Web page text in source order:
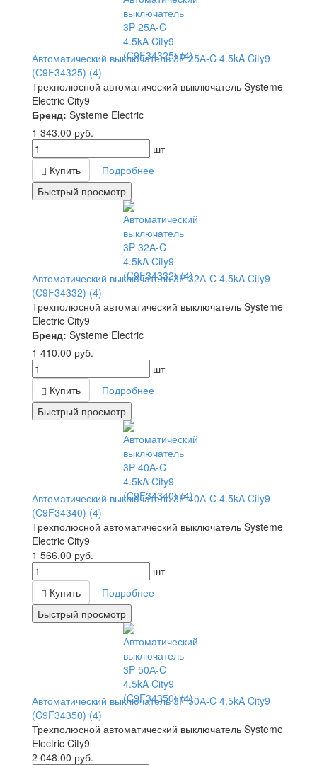
Автоматический выключатель 3P 25А-C 4.5kA City9
(C9F34325) (4)
Трехполюсной автоматический выключатель Systeme
Electric City9
Бренд: Systeme Electric
1 343.00 руб.
шт
Купить
Подробнее
Быстрый просмотр
Автоматический выключатель 3P 32А-C 4.5kA City9
(C9F34332) (4)
Трехполюсной автоматический выключатель Systeme
Electric City9
Бренд: Systeme Electric
1 410.00 руб.
шт
Купить
Подробнее
Быстрый просмотр
Автоматический выключатель 3P 40А-C 4.5kA City9
(C9F34340) (4)
Трехполюсной автоматический выключатель Systeme
Electric City9
1 566.00 руб.
шт
Купить
Подробнее
Быстрый просмотр
Автоматический выключатель 3P 50А-C 4.5kA City9
(C9F34350) (4)
Трехполюсной автоматический выключатель Systeme
Electric City9
2 048.00 руб.